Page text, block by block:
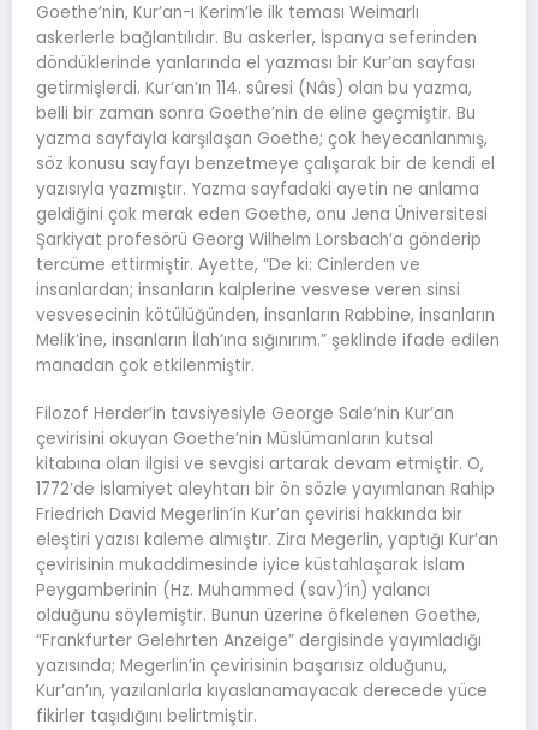
Goethe’nin, Kur’an-ı Kerim’le ilk teması Weimarlı
askerlerle bağlantılıdır. Bu askerler, İspanya seferinden
döndüklerinde yanlarında el yazması bir Kur’an sayfası
getirmişlerdi. Kur’an’ın 114. sûresi (Nâs) olan bu yazma,
belli bir zaman sonra Goethe’nin de eline geçmiştir. Bu
yazma sayfayla karşılaşan Goethe; çok heyecanlanmış,
söz konusu sayfayı benzetmeye çalışarak bir de kendi el
yazısıyla yazmıştır. Yazma sayfadaki ayetin ne anlama
geldiğini çok merak eden Goethe, onu Jena Üniversitesi
Şarkiyat profesörü Georg Wilhelm Lorsbach’a gönderip
tercüme ettirmiştir. Ayette, “De ki: Cinlerden ve
insanlardan; insanların kalplerine vesvese veren sinsi
vesvesecinin kötülüğünden, insanların Rabbine, insanların
Melik’ine, insanların İlah’ına sığınırım.” şeklinde ifade edilen
manadan çok etkilenmiştir.
Filozof Herder’in tavsiyesiyle George Sale’nin Kur’an
çevirisini okuyan Goethe’nin Müslümanların kutsal
kitabına olan ilgisi ve sevgisi artarak devam etmiştir. O,
1772’de İslamiyet aleyhtarı bir ön sözle yayımlanan Rahip
Friedrich David Megerlin’in Kur’an çevirisi hakkında bir
eleştiri yazısı kaleme almıştır. Zira Megerlin, yaptığı Kur’an
çevirisinin mukaddimesinde iyice küstahlaşarak İslam
Peygamberinin (Hz. Muhammed (sav)’in) yalancı
olduğunu söylemiştir. Bunun üzerine öfkelenen Goethe,
“Frankfurter Gelehrten Anzeige” dergisinde yayımladığı
yazısında; Megerlin’in çevirisinin başarısız olduğunu,
Kur’an’ın, yazılanlarla kıyaslanamayacak derecede yüce
fikirler taşıdığını belirtmiştir.